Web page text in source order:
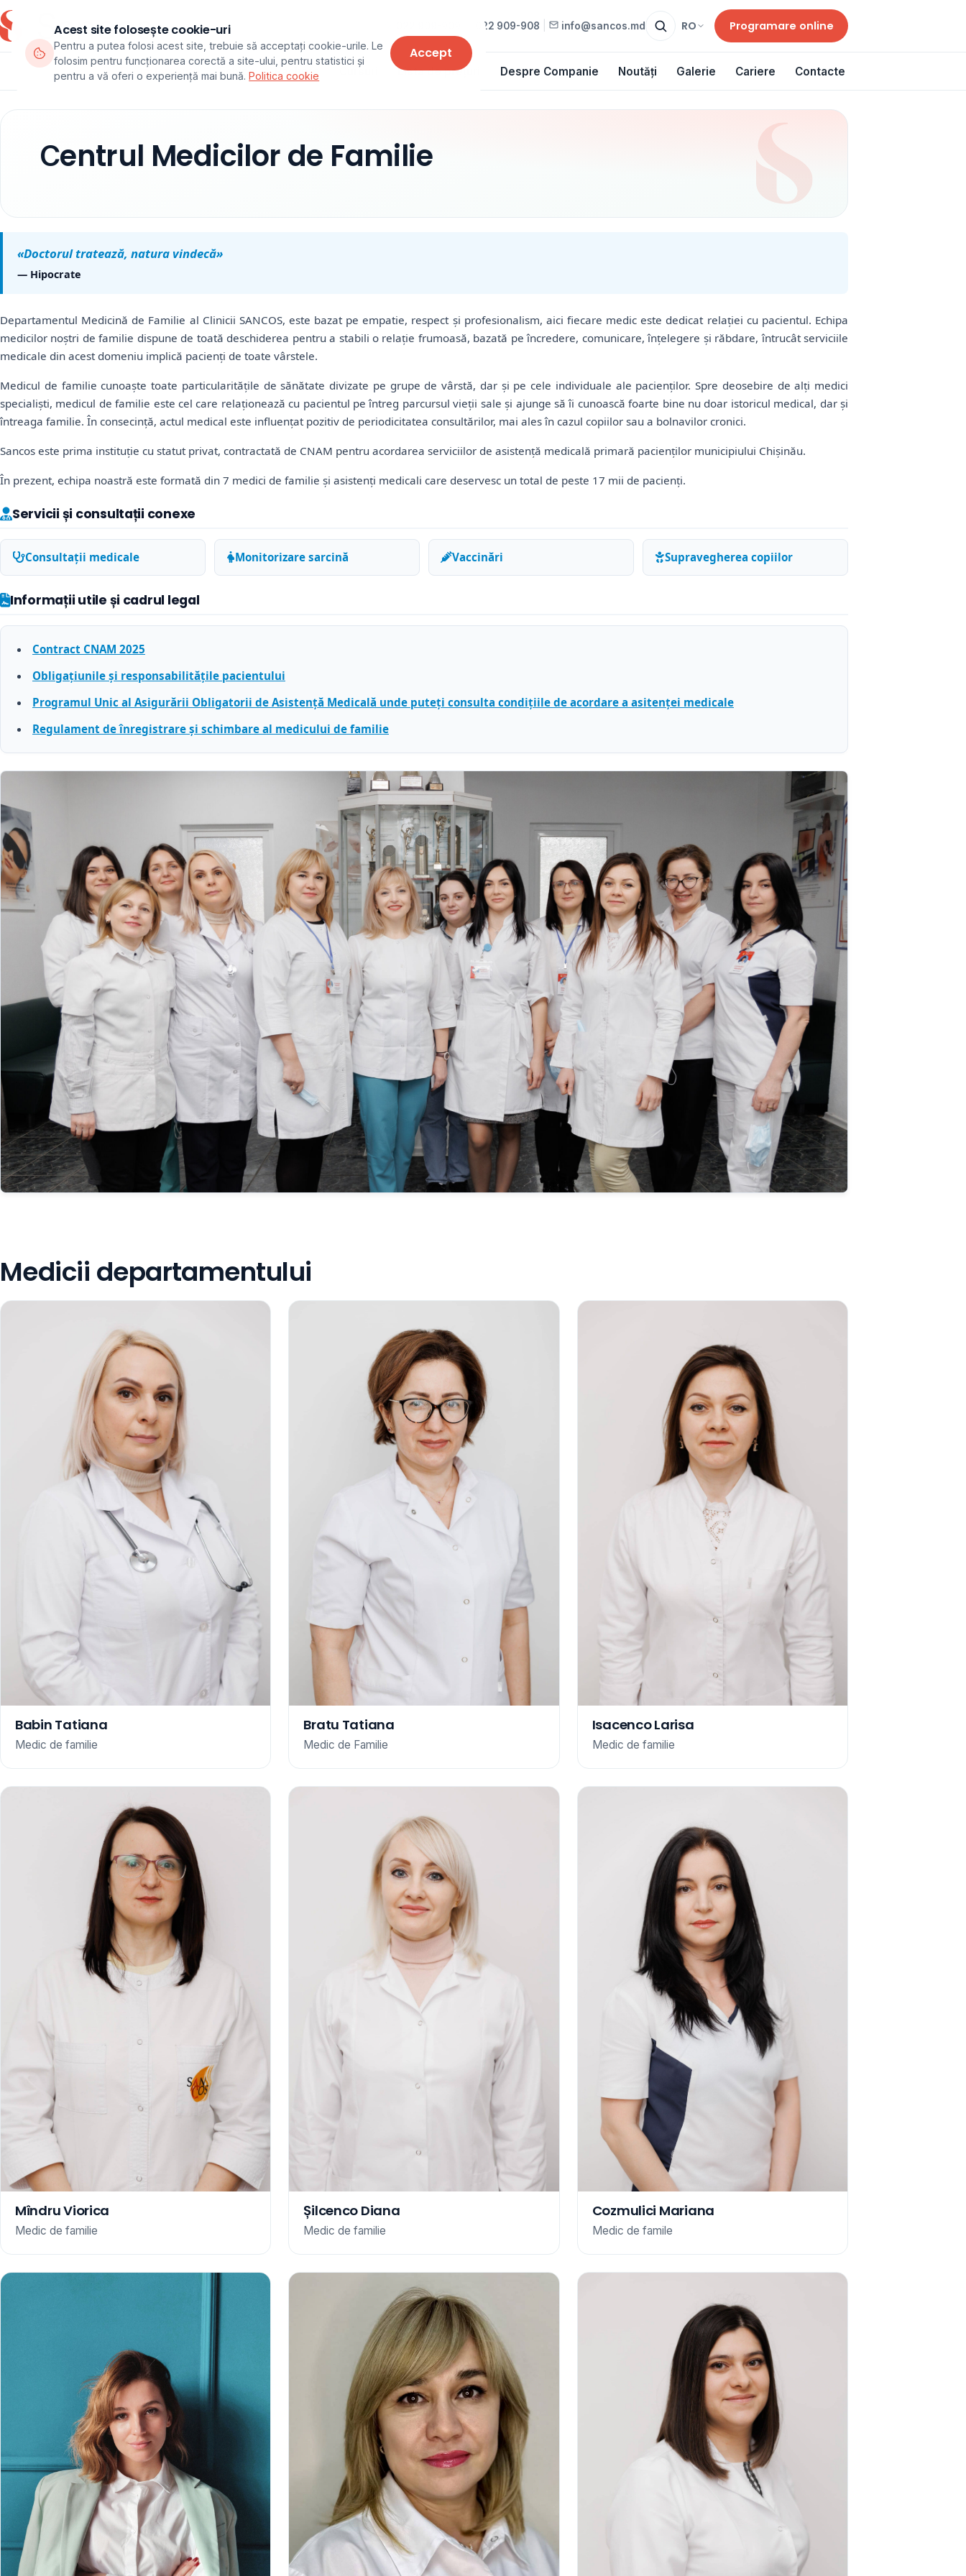
022 909-908 info@sancos.md RO Programare online
Departamente Echipa Pachete Cursuri Lista de prețuri Despre Companie Noutăți Galerie Cariere Contacte
Сentrul Medicilor de Familie
«Doctorul tratează, natura vindecă»
— Hipocrate
Departamentul Medicină de Familie al Clinicii SANCOS, este bazat pe empatie, respect și profesionalism, aici fiecare medic este dedicat relației cu pacientul. Echipa
medicilor noștri de familie dispune de toată deschiderea pentru a stabili o relație frumoasă, bazată pe încredere, comunicare, înțelegere și răbdare, întrucât serviciile
medicale din acest domeniu implică pacienți de toate vârstele.
Medicul de familie cunoaște toate particularitățile de sănătate divizate pe grupe de vârstă, dar și pe cele individuale ale pacienților. Spre deosebire de alți medici
specialiști, medicul de familie este cel care relaționează cu pacientul pe întreg parcursul vieții sale și ajunge să îi cunoască foarte bine nu doar istoricul medical, dar și
întreaga familie. În consecință, actul medical este influențat pozitiv de periodicitatea consultărilor, mai ales în cazul copiilor sau a bolnavilor cronici.
Sancos este prima instituție cu statut privat, contractată de CNAM pentru acordarea serviciilor de asistență medicală primară pacienților municipiului Chișinău.
În prezent, echipa noastră este formată din 7 medici de familie și asistenți medicali care deservesc un total de peste 17 mii de pacienți.
Servicii și consultații conexe
Consultații medicale Monitorizare sarcină Vaccinări Supravegherea copiilor
Informații utile și cadrul legal
Contract CNAM 2025
Obligațiunile și responsabilitățile pacientului
Programul Unic al Asigurării Obligatorii de Asistență Medicală unde puteți consulta condițiile de acordare a asitenței medicale
Regulament de înregistrare şi schimbare al medicului de familie
Medicii departamentului
Babin Tatiana
Medic de familie
Bratu Tatiana
Medic de Familie
Isacenco Larisa
Medic de familie
Mîndru Viorica
Medic de familie
Șilcenco Diana
Medic de familie
Cozmulici Mariana
Medic de famile
Acest site folosește cookie-uri
Pentru a putea folosi acest site, trebuie să acceptați cookie-urile. Le
folosim pentru funcționarea corectă a site-ului, pentru statistici și
pentru a vă oferi o experiență mai bună.Politica cookie
Accept